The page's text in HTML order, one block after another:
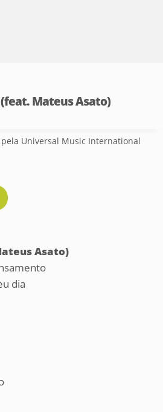
Mateus Asato)
Universal Music International
Asato)
dia